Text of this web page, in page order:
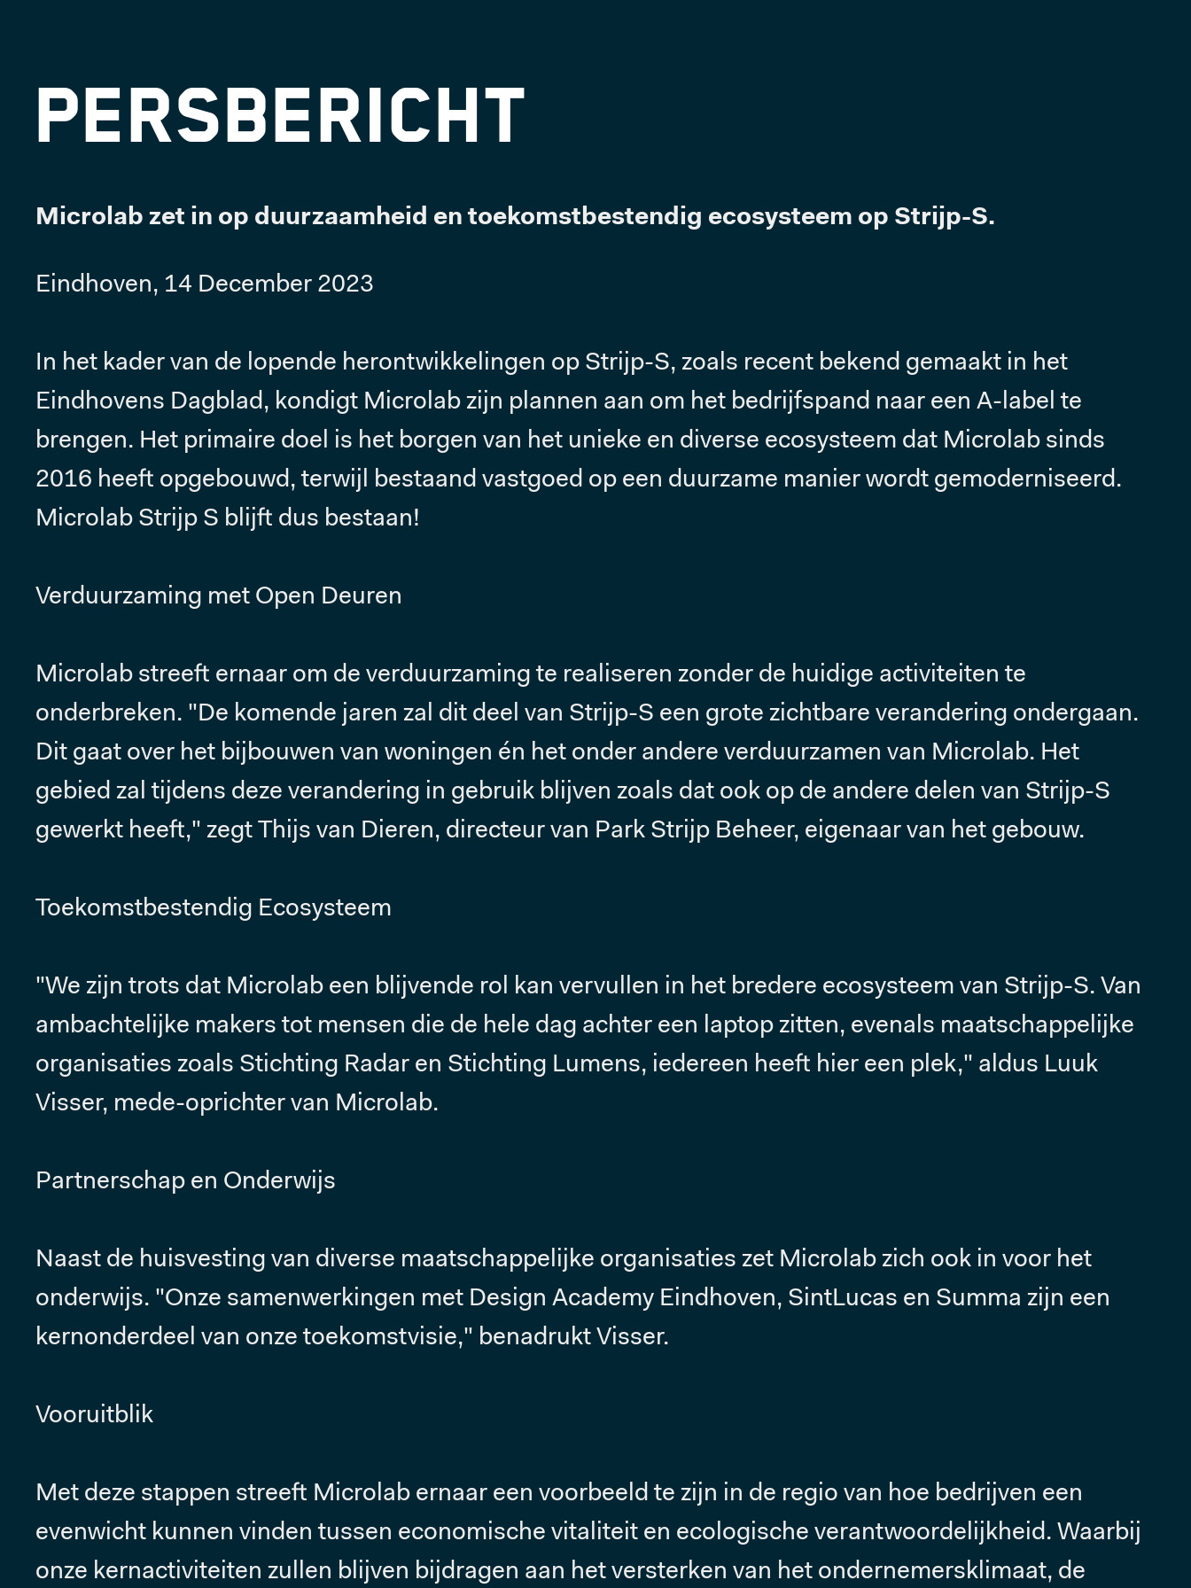
Persbericht
Microlab zet in op duurzaamheid en toekomstbestendig ecosysteem op Strijp-S.
Eindhoven, 14 December 2023
In het kader van de lopende herontwikkelingen op Strijp-S, zoals recent bekend gemaakt in het
Eindhovens Dagblad, kondigt Microlab zijn plannen aan om het bedrijfspand naar een A-label te
brengen. Het primaire doel is het borgen van het unieke en diverse ecosysteem dat Microlab sinds
2016 heeft opgebouwd, terwijl bestaand vastgoed op een duurzame manier wordt gemoderniseerd.
Microlab Strijp S blijft dus bestaan!
Verduurzaming met Open Deuren
Microlab streeft ernaar om de verduurzaming te realiseren zonder de huidige activiteiten te
onderbreken. "De komende jaren zal dit deel van Strijp-S een grote zichtbare verandering ondergaan.
Dit gaat over het bijbouwen van woningen én het onder andere verduurzamen van Microlab. Het
gebied zal tijdens deze verandering in gebruik blijven zoals dat ook op de andere delen van Strijp-S
gewerkt heeft," zegt Thijs van Dieren, directeur van Park Strijp Beheer, eigenaar van het gebouw.
Toekomstbestendig Ecosysteem
"We zijn trots dat Microlab een blijvende rol kan vervullen in het bredere ecosysteem van Strijp-S. Van
ambachtelijke makers tot mensen die de hele dag achter een laptop zitten, evenals maatschappelijke
organisaties zoals Stichting Radar en Stichting Lumens, iedereen heeft hier een plek," aldus Luuk
Visser, mede-oprichter van Microlab.
Partnerschap en Onderwijs
Naast de huisvesting van diverse maatschappelijke organisaties zet Microlab zich ook in voor het
onderwijs. "Onze samenwerkingen met Design Academy Eindhoven, SintLucas en Summa zijn een
kernonderdeel van onze toekomstvisie," benadrukt Visser.
Vooruitblik
Met deze stappen streeft Microlab ernaar een voorbeeld te zijn in de regio van hoe bedrijven een
evenwicht kunnen vinden tussen economische vitaliteit en ecologische verantwoordelijkheid. Waarbij
onze kernactiviteiten zullen blijven bijdragen aan het versterken van het ondernemersklimaat, de